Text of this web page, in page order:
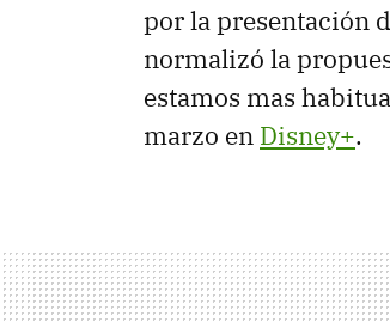
por la presentación
normalizó la
estamos mas
marzo en Disney+.